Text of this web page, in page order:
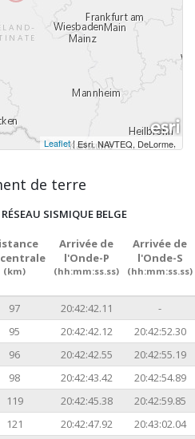
Leaflet|Esri, NAVTEQ, DeLorme,
de terre
SISMIQUE BELGE
(km)
Arrivée de
l'Onde-P
(hh:mm:ss.ss)
Arrivée de
l'Onde-S
(hh:mm:ss.ss)
97 20:42:42.11
-
95 20:42:42.12
20:42:52.30
96 20:42:42.55
20:42:55.19
98 20:42:43.42
20:42:54.89
119 20:42:45.38
20:42:59.85
121 20:42:47.92
20:43:02.04